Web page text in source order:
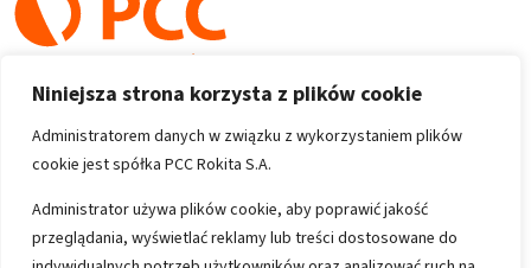
Niniejsza strona korzysta z plików cookie
Administratorem danych w związku z wykorzystaniem plików
cookie jest spółka PCC Rokita S.A.
Administrator używa plików cookie, aby poprawić jakość
przeglądania, wyświetlać reklamy lub treści dostosowane do
Copyright 1996-2026
Wszystkie prawa zastrzeżone